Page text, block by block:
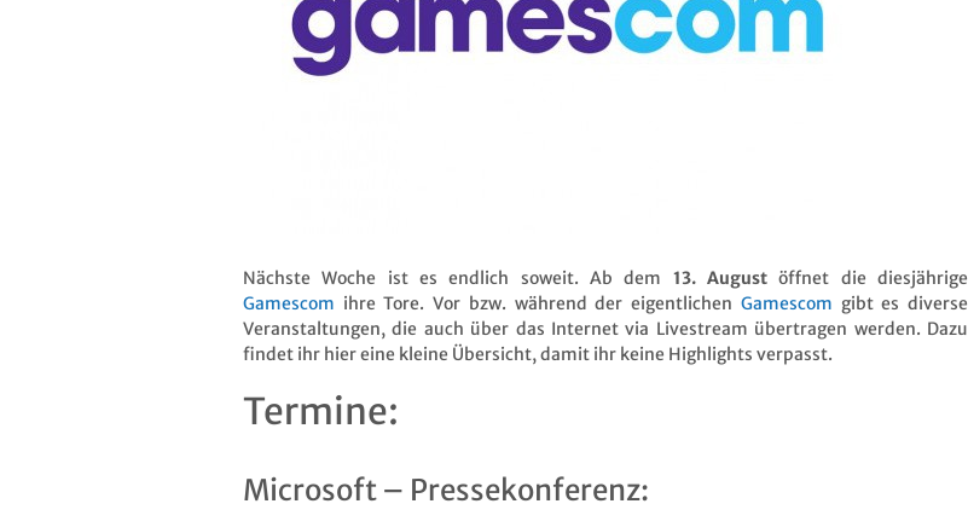
Nächste Woche ist es endlich soweit. Ab dem 13. August öffnet die diesjährige
Gamescom ihre Tore. Vor bzw. während der eigentlichen Gamescom gibt es diverse
Veranstaltungen, die auch über das Internet via Livestream übertragen werden. Dazu
findet ihr hier eine kleine Übersicht, damit ihr keine Highlights verpasst.
Termine:
Microsoft – Pressekonferenz: